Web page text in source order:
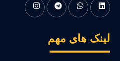
های مهم